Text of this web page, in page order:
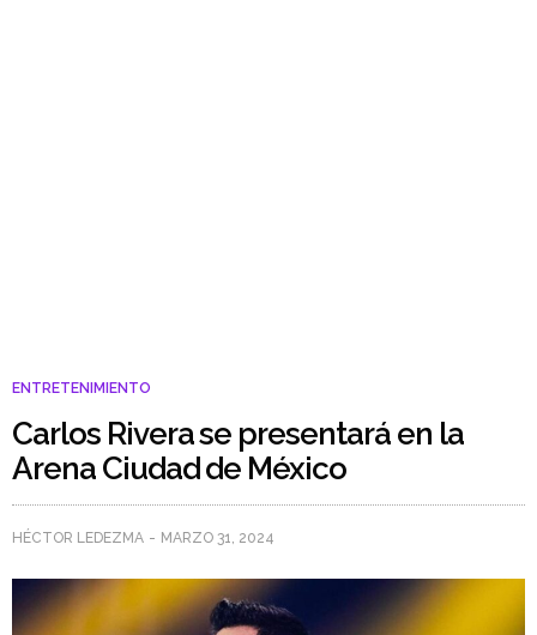
ENTRETENIMIENTO
Carlos Rivera se presentará en la
Arena Ciudad de México
HÉCTOR LEDEZMA MARZO 31, 2024